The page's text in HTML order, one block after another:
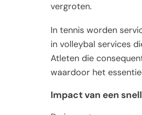
vergroten.
In tennis worden
in volleybal services
Atleten die
waardoor het
Impact van een